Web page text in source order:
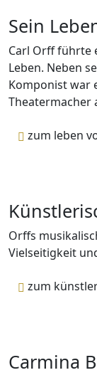
Sein
Carl Orff führte
Leben. Neben
Komponist war
Theatermacher
zum leben
Orffs
Vielseitigkeit
zum
Carmina